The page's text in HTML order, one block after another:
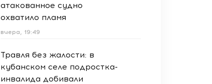
атакованное судно
охватило пламя
вчера, 19:49
Травля без жалости: в
кубанском селе подростка-
инвалида добивали